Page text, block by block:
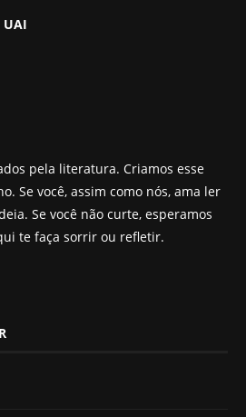
UAI
pela literatura. Criamos esse
Se você, assim como nós, ama ler
Se você não curte, esperamos
te faça sorrir ou refletir.